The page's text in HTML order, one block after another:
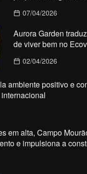
07/04/2026
Aurora Garden
de viver bem no
02/04/2026
ambiente positivo e
em alta, Campo
e impulsiona a